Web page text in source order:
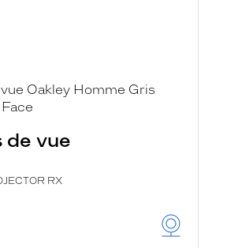
de vue
RX